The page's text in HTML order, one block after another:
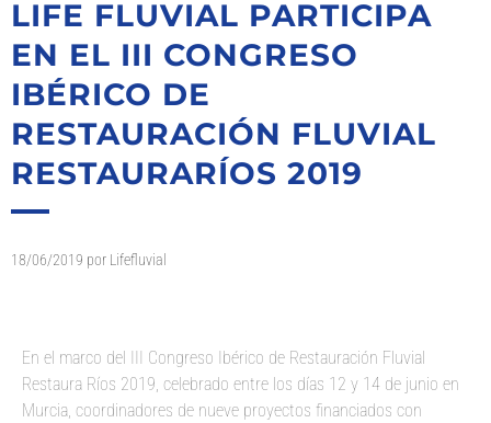
LIFE FLUVIAL PARTICIPA
EN EL III CONGRESO
IBÉRICO DE
RESTAURACIÓN FLUVIAL
RESTAURARÍOS 2019
18/06/2019 por Lifefluvial
En el marco del III Congreso Ibérico de Restauración Fluvial
Restaura Ríos 2019, celebrado entre los días 12 y 14 de junio en
Murcia, coordinadores de nueve proyectos financiados con